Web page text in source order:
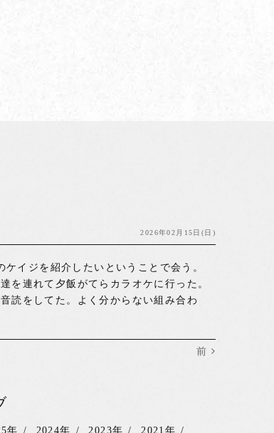
2026年02月15日(日)
イジを紹介したいということで会う。
を連れて夕飯がてらカラオケに行った。
読をしてた。よく分からない組み合わ
前
年 2024年 2023年 2021年